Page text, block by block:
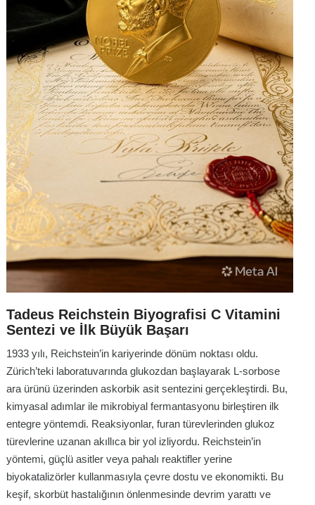
Tadeus Reichstein Biyografisi C Vitamini
Sentezi ve İlk Büyük Başarı
1933 yılı, Reichstein’in kariyerinde dönüm noktası oldu.
Zürich’teki laboratuvarında glukozdan başlayarak L-sorbose
ara ürünü üzerinden askorbik asit sentezini gerçekleştirdi. Bu,
kimyasal adımlar ile mikrobiyal fermantasyonu birleştiren ilk
entegre yöntemdi. Reaksiyonlar, furan türevlerinden glukoz
türevlerine uzanan akıllıca bir yol izliyordu. Reichstein’in
yöntemi, güçlü asitler veya pahalı reaktifler yerine
biyokatalizörler kullanmasıyla çevre dostu ve ekonomikti. Bu
keşif, skorbüt hastalığının önlenmesinde devrim yarattı ve